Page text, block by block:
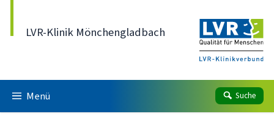
LVR-Klinik Mönchengladbach
Menü Suche